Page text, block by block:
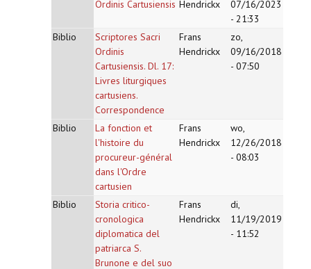
Ordinis Cartusiensis Hendrickx
07/16/2023
- 21:33
Biblio
Scriptores Sacri
Ordinis
Cartusiensis. Dl. 17:
Livres liturgiques
cartusiens.
Correspondence
Frans
Hendrickx
zo,
09/16/2018
- 07:50
Biblio
La fonction et
l'histoire du
procureur-général
dans l'Ordre
cartusien
Frans
Hendrickx
wo,
12/26/2018
- 08:03
Biblio
Storia critico-
cronologica
diplomatica del
patriarca S.
Brunone e del suo
Frans
Hendrickx
di,
11/19/2019
- 11:52